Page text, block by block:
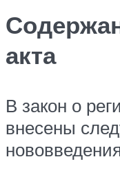
акта
В закон о
внесены